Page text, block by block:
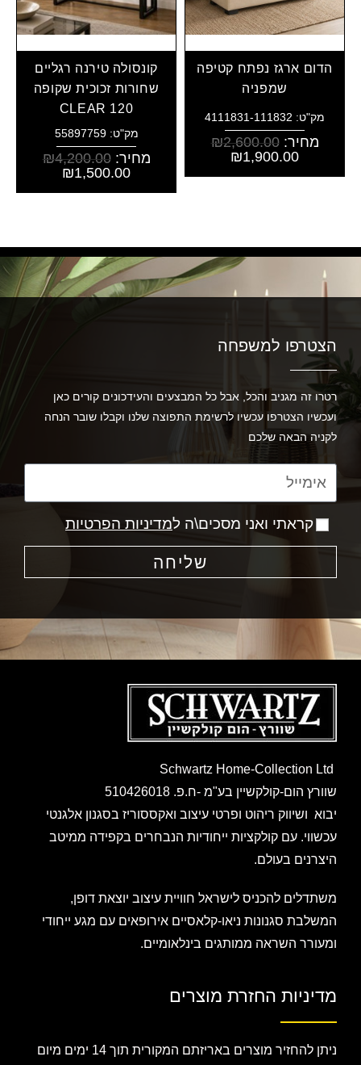
הדום ארגז נפתח קטיפה
שמפניה
מק"ט: 4111831-111832
מחיר: ₪2,600.00
₪1,900.00
קונסולה טירנה רגליים
שחורות זכוכית שקופה
CLEAR 120
מק"ט: 55897759
מחיר: ₪4,200.00
₪1,500.00
הצטרפו למשפחה
רטרו זה מגניב והכל, אבל כל המבצעים והעידכונים קורים כאן
ועכשיו הצטרפו עכשיו לרשימת התפוצה שלנו וקבלו שובר הנחה
לקניה הבאה שלכם
קראתי ואני מסכים\ה למדיניות הפרטיות
שליחה
שוורץ הום-קולקשיין בע"מ -ח.פ. 510426018
יבוא ושיווק ריהוט ופרטי עיצוב ואקססוריז בסגנון אלגנטי
עכשווי. עם קולקציות ייחודיות הנבחרים בקפידה ממיטב
היצרנים בעולם.
משתדלים להכניס לישראל חוויית עיצוב יוצאת דופן,
המשלבת סגנונות ניאו-קלאסיים אירופאים עם מגע ייחודי
ומעורר השראה ממותגים בינלאומיים.
מדיניות החזרת מוצרים
ניתן להחזיר מוצרים באריזתם המקורית תוך 14 ימים מיום